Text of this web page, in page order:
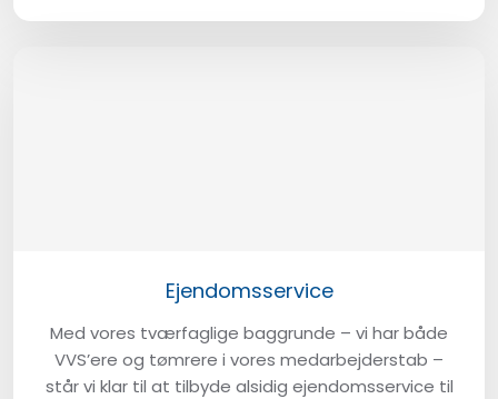
Ejendomsservice​
​Med vores tværfaglige baggrunde – vi har både
VVS’ere og tømrere i vores medarbejderstab –
står vi klar til at tilbyde alsidig ejendomsservice til